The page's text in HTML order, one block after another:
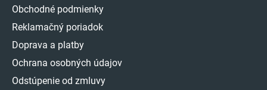
Obchodné podmienky
Reklamačný poriadok
Doprava a platby
Ochrana osobných údajov
Odstúpenie od zmluvy